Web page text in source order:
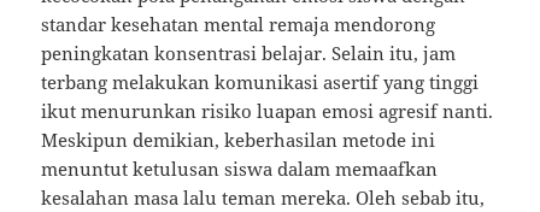
standar kesehatan mental remaja mendorong
peningkatan konsentrasi belajar. Selain itu, jam
terbang melakukan komunikasi asertif yang tinggi
ikut menurunkan risiko luapan emosi agresif nanti.
Meskipun demikian, keberhasilan metode ini
menuntut ketulusan siswa dalam memaafkan
kesalahan masa lalu teman mereka. Oleh sebab itu,